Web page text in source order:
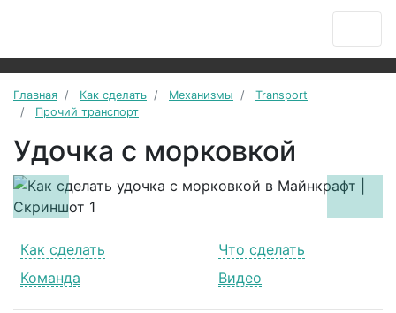
Главная Как сделать Механизмы
Transport
Прочий транспорт
Удочка с морковкой
Previous
Как сделать
Что сделать
Команда
Видео